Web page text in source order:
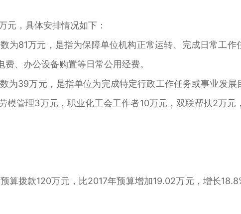
元，具体安排情况如下：
为81万元，是指为保障单位机构正常运转、完成日常工
、办公设备购置等日常公用经费。
为39万元，是指单位为完成特定行政工作任务或事业发
模管理3万元，职业化工会工作者10万元，双联帮扶2万
算拨款120万元，比2017年预算增加19.02万元，增长